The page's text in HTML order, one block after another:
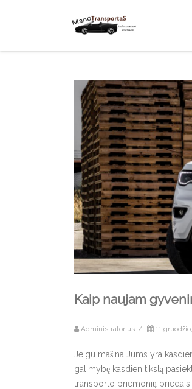
Kaip naujam
Administratorius / 11
Jeigu mašina Jums yra
galimybę kasdien tikslą
transporto priemonių